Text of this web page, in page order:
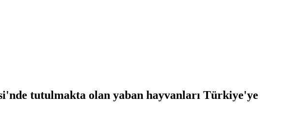
tutulmakta olan yaban hayvanları Türkiye'ye